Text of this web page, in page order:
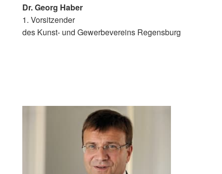
Dr. Georg Haber
1. Vorsitzender
des Kunst- und Gewerbevereins Regensburg